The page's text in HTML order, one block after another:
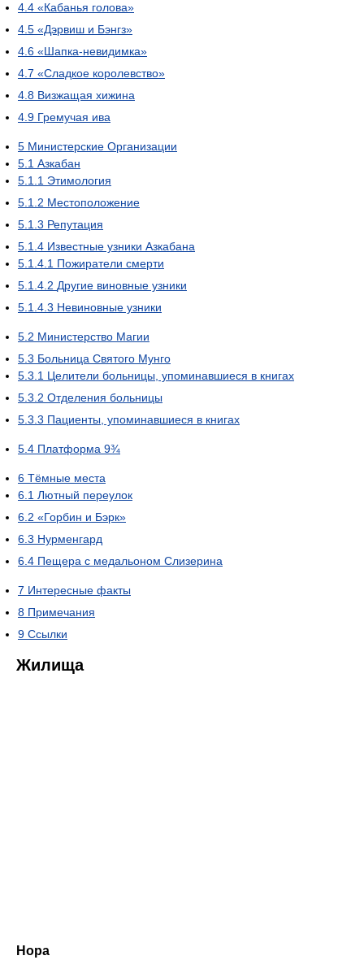
4.4 «Кабанья голова»
4.5 «Дэрвиш и Бэнгз»
4.6 «Шапка-невидимка»
4.7 «Сладкое королевство»
4.8 Визжащая хижина
4.9 Гремучая ива
5 Министерские Организации
5.1 Азкабан
5.1.1 Этимология
5.1.2 Местоположение
5.1.3 Репутация
5.1.4 Известные узники Азкабана
5.1.4.1 Пожиратели смерти
5.1.4.2 Другие виновные узники
5.1.4.3 Невиновные узники
5.2 Министерство Магии
5.3 Больница Святого Мунго
5.3.1 Целители больницы, упоминавшиеся в книгах
5.3.2 Отделения больницы
5.3.3 Пациенты, упоминавшиеся в книгах
5.4 Платформа 9¾
6 Тёмные места
6.1 Лютный переулок
6.2 «Горбин и Бэрк»
6.3 Нурменгард
6.4 Пещера с медальоном Слизерина
7 Интересные факты
8 Примечания
9 Ссылки
Жилища
Нора